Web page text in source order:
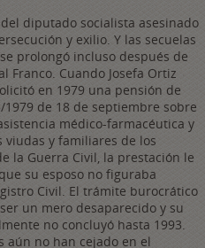
diputado socialista asesinado
y exilio. Y las secuelas
prolongó incluso después de
Cuando Josefa Ortiz
en 1979 una pensión de
de 18 de septiembre sobre
médico-farmacéutica y
viudas y familiares de los
la Guerra Civil, la prestación le
su esposo no figuraba
Civil. El trámite burocrático
un mero desaparecido y su
no concluyó hasta 1993.
aún no han cejado en el